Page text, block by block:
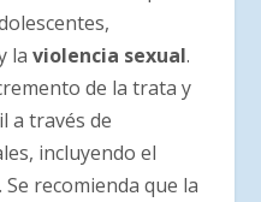
laviolencia sexual.
de la trata y
a través de
incluyendo el
recomienda que la